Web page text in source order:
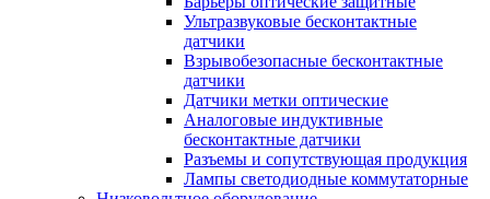
Ультразвуковые бесконтактные
датчики
Взрывобезопасные бесконтактные
датчики
Датчики метки оптические
Аналоговые индуктивные
бесконтактные датчики
Разъемы и сопутствующая продукция
Лампы светодиодные коммутаторные